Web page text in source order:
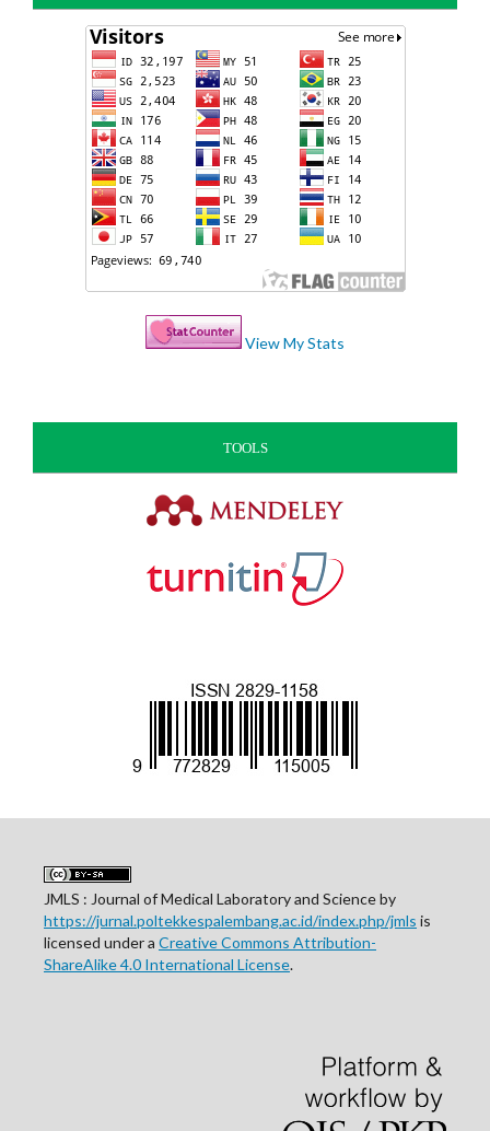
View My Stats
TOOLS
JMLS : Journal of Medical Laboratory and Science by
https://jurnal.poltekkespalembang.ac.id/index.php/jmls is
licensed under a Creative Commons Attribution-
ShareAlike 4.0 International License.